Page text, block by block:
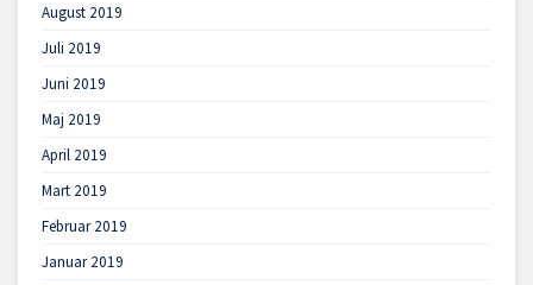
August 2019
Juli 2019
Juni 2019
Maj 2019
April 2019
Mart 2019
Februar 2019
Januar 2019